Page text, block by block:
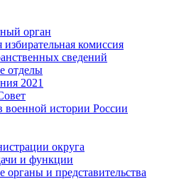
орган
избирательная комиссия
сведений
отделы
2021
истории России
округа
и функции
органы и представительства